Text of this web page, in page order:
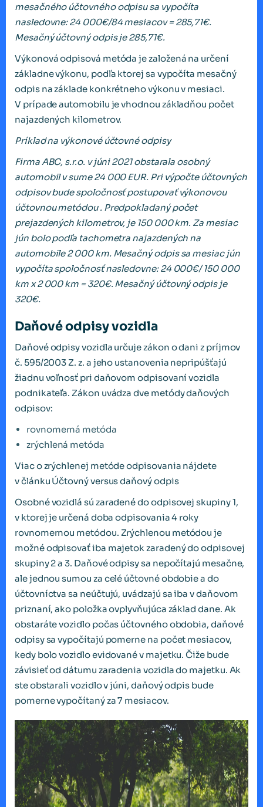
mesačného účtovného odpisu sa vypočíta
nasledovne: 24 000€/84 mesiacov = 285,71€.
Mesačný účtovný odpis je 285,71€.
Výkonová odpisová metóda je založená na určení
základne výkonu, podľa ktorej sa vypočíta mesačný
odpis na základe konkrétneho výkonu v mesiaci.
V prípade automobilu je vhodnou základňou počet
najazdených kilometrov.
Príklad na výkonové účtovné odpisy
Firma ABC, s.r.o. v júni 2021 obstarala osobný
automobil v sume 24 000 EUR. Pri výpočte účtovných
odpisov bude spoločnosť postupovať výkonovou
účtovnou metódou . Predpokladaný počet
prejazdených kilometrov, je 150 000 km. Za mesiac
jún bolo podľa tachometra najazdených na
automobile 2 000 km. Mesačný odpis sa mesiac jún
vypočíta spoločnosť nasledovne: 24 000€/ 150 000
km x 2 000 km = 320€. Mesačný účtovný odpis je
320€.
Daňové odpisy vozidla
Daňové odpisy vozidla určuje zákon o dani z príjmov
č. 595/2003 Z. z. a jeho ustanovenia nepripúšťajú
žiadnu voľnosť pri daňovom odpisovaní vozidla
podnikateľa. Zákon uvádza dve metódy daňových
odpisov:
rovnomerná metóda
zrýchlená metóda
Viac o zrýchlenej metóde odpisovania nájdete
v článku Účtovný versus daňový odpis
Osobné vozidlá sú zaradené do odpisovej skupiny 1,
v ktorej je určená doba odpisovania 4 roky
rovnomernou metódou. Zrýchlenou metódou je
možné odpisovať iba majetok zaradený do odpisovej
skupiny 2 a 3. Daňové odpisy sa nepočítajú mesačne,
ale jednou sumou za celé účtovné obdobie a do
účtovníctva sa neúčtujú, uvádzajú sa iba v daňovom
priznaní, ako položka ovplyvňujúca základ dane. Ak
obstaráte vozidlo počas účtovného obdobia, daňové
odpisy sa vypočítajú pomerne na počet mesiacov,
kedy bolo vozidlo evidované v majetku. Čiže bude
závisieť od dátumu zaradenia vozidla do majetku. Ak
ste obstarali vozidlo v júni, daňový odpis bude
pomerne vypočítaný za 7 mesiacov.